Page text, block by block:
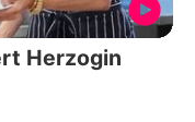
Herzogin